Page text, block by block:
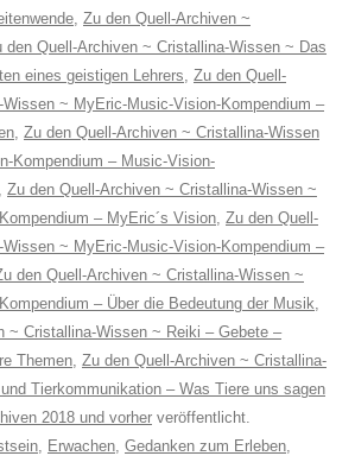
, Zu den Quell-Archiven ~
den Quell-Archiven ~ Cristallina-Wissen ~ Das
eines geistigen Lehrers, Zu den Quell-
~ MyEric-Music-Vision-Kompendium –
, Zu den Quell-Archiven ~ Cristallina-Wissen
Kompendium – Music-Vision-
, Zu den Quell-Archiven ~ Cristallina-Wissen ~
– MyEric´s Vision, Zu den Quell-
~ MyEric-Music-Vision-Kompendium –
den Quell-Archiven ~ Cristallina-Wissen ~
– Über die Bedeutung der Musik,
~ Cristallina-Wissen ~ Reiki – Gebete –
Themen, Zu den Quell-Archiven ~ Cristallina-
Tierkommunikation – Was Tiere uns sagen
2018 und vorher veröffentlicht.
, Erwachen, Gedanken zum Erleben,